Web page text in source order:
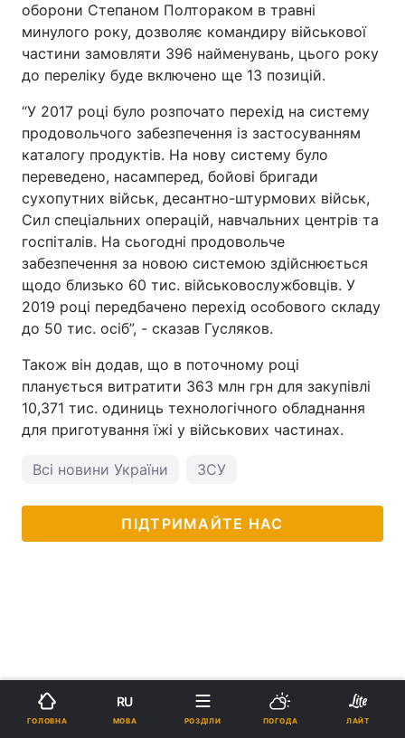
оборони Степаном Полтораком в травні
минулого року, дозволяє командиру військової
частини замовляти 396 найменувань, цього року
до переліку буде включено ще 13 позицій.
“У 2017 році було розпочато перехід на систему
продовольчого забезпечення із застосуванням
каталогу продуктів. На нову систему було
переведено, насамперед, бойові бригади
сухопутних військ, десантно-штурмових військ,
Сил спеціальних операцій, навчальних центрів та
госпіталів. На сьогодні продовольче
забезпечення за новою системою здійснюється
щодо близько 60 тис. військовослужбовців. У
2019 році передбачено перехід особового складу
до 50 тис. осіб”, - сказав Гусляков.
Також він додав, що в поточному році
планується витратити 363 млн грн для закупівлі
10,371 тис. одиниць технологічного обладнання
для приготування їжі у військових частинах.
Всі новини України ЗСУ
ПІДТРИМАЙТЕ НАС
ГОЛОВНА
RU
МОВА РОЗДІЛИ ПОГОДА ЛАЙТ